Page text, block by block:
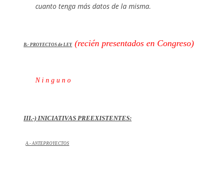
cuanto tenga más datos de la misma.
B.- PROYECTOS de LEY (recién presentados en Congreso)
N i n g u n o
III.-) INICIATIVAS PREEXISTENTES:
A.- ANTEPROYECTOS